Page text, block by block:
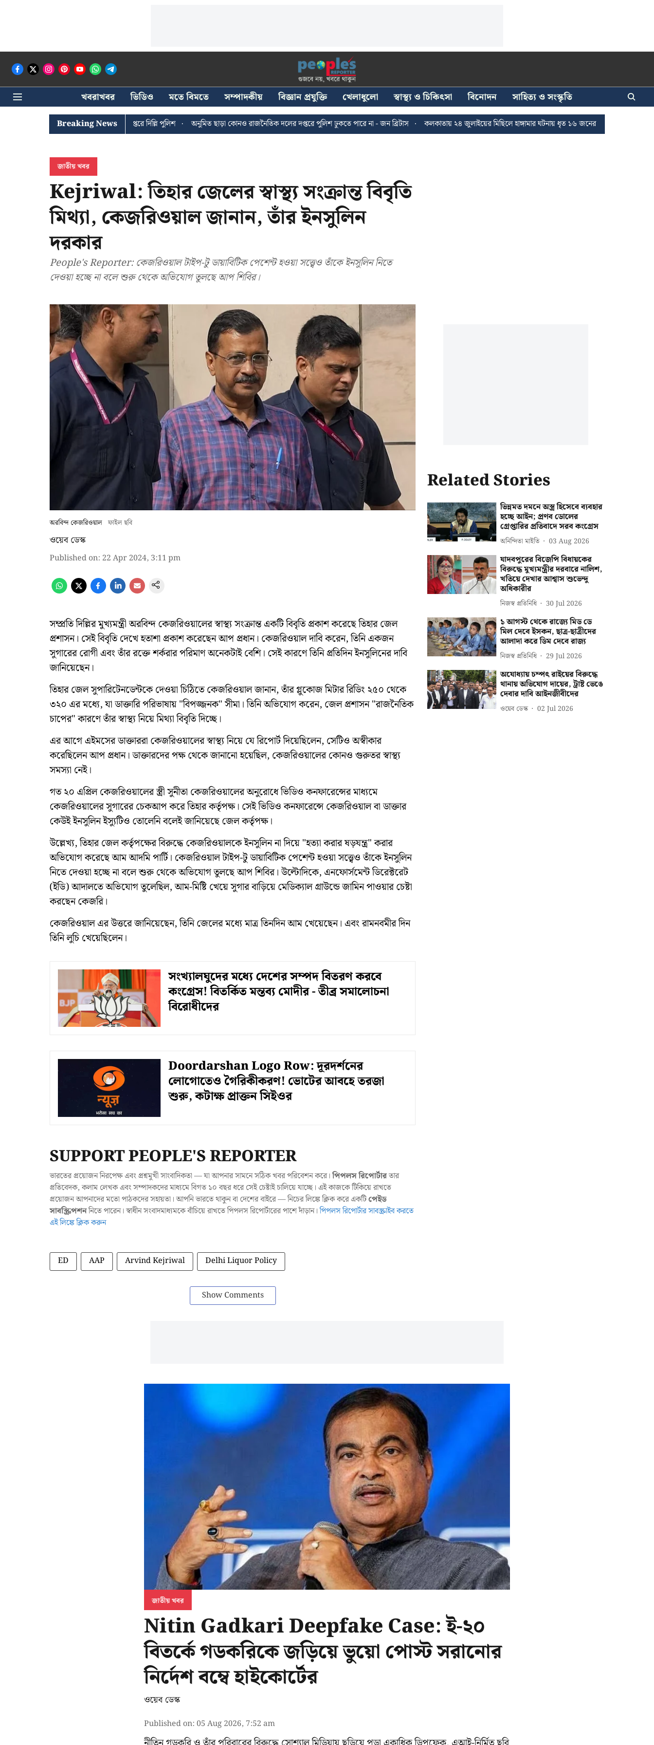
খবরাখবর ভিডিও মতে বিমতে সম্পাদকীয় বিজ্ঞান প্রযুক্তি খেলাধুলো স্বাস্থ্য ও চিকিৎসা বিনোদন সাহিত্য ও সংস্কৃতি
Breaking News
খোঁজে সিপিআইএম সদর দপ্তরে দিল্লি পুলিশ অনুমিত ছাড়া কোনও রাজনৈতিক দলের দপ্তরে পুলিশ ঢুকতে পারে না - জন ব্রিটাস কলকাতায় ২৪ জুলাইয়ের মিছিলে হাঙ্গামার ঘটনায় ধৃত ১৬ জনের জামিন দুর্নীতি দমনে রাজ্যে
জাতীয় খবর
Kejriwal: তিহার জেলের স্বাস্থ্য সংক্রান্ত বিবৃতি
মিথ্যা, কেজরিওয়াল জানান, তাঁর ইনসুলিন
দরকার
People's Reporter: কেজরিওয়াল টাইপ-টু ডায়াবিটিক পেশেন্ট হওয়া সত্ত্বেও তাঁকে ইনসুলিন নিতে
দেওয়া হচ্ছে না বলে শুরু থেকে অভিযোগ তুলছে আপ শিবির।
অরবিন্দ কেজরিওয়াল ফাইল ছবি
ওয়েব ডেস্ক
Published on: 22 Apr 2024, 3:11 pm
সম্প্রতি দিল্লির মুখ্যমন্ত্রী অরবিন্দ কেজরিওয়ালের স্বাস্থ্য সংক্রান্ত একটি বিবৃতি প্রকাশ করেছে তিহার জেল
প্রশাসন। সেই বিবৃতি দেখে হতাশা প্রকাশ করেছেন আপ প্রধান। কেজরিওয়াল দাবি করেন, তিনি একজন
সুগারের রোগী এবং তাঁর রক্তে শর্করার পরিমাণ অনেকটাই বেশি। সেই কারণে তিনি প্রতিদিন ইনসুলিনের দাবি
জানিয়েছেন।
তিহার জেল সুপারিটেনডেন্টকে দেওয়া চিঠিতে কেজরিওয়াল জানান, তাঁর গ্লুকোজ মিটার রিডিং ২৫০ থেকে
৩২০ এর মধ্যে, যা ডাক্তারি পরিভাষায় "বিপজ্জনক" সীমা। তিনি অভিযোগ করেন, জেল প্রশাসন "রাজনৈতিক
চাপের" কারণে তাঁর স্বাস্থ্য নিয়ে মিথ্যা বিবৃতি দিচ্ছে।
এর আগে এইমসের ডাক্তাররা কেজরিওয়ালের স্বাস্থ্য নিয়ে যে রিপোর্ট দিয়েছিলেন, সেটিও অস্বীকার
করেছিলেন আপ প্রধান। ডাক্তারদের পক্ষ থেকে জানানো হয়েছিল, কেজরিওয়ালের কোনও গুরুতর স্বাস্থ্য
সমস্যা নেই।
গত ২০ এপ্রিল কেজরিওয়ালের স্ত্রী সুনীতা কেজরিওয়ালের অনুরোধে ভিডিও কনফারেন্সের মাধ্যমে
কেজরিওয়ালের সুগারের চেকআপ করে তিহার কর্তৃপক্ষ। সেই ভিডিও কনফারেন্সে কেজরিওয়াল বা ডাক্তার
কেউই ইনসুলিন ইস্যুটিও তোলেনি বলেই জানিয়েছে জেল কর্তৃপক্ষ।
উল্লেখ্য, তিহার জেল কর্তৃপক্ষের বিরুদ্ধে কেজরিওয়ালকে ইনসুলিন না দিয়ে "হত্যা করার ষড়যন্ত্র" করার
অভিযোগ করেছে আম আদমি পার্টি। কেজরিওয়াল টাইপ-টু ডায়াবিটিক পেশেন্ট হওয়া সত্ত্বেও তাঁকে ইনসুলিন
নিতে দেওয়া হচ্ছে না বলে শুরু থেকে অভিযোগ তুলছে আপ শিবির। উল্টোদিকে, এনফোর্সমেন্ট ডিরেক্টরেট
(ইডি) আদালতে অভিযোগ তুলেছিল, আম-মিষ্টি খেয়ে সুগার বাড়িয়ে মেডিক্যাল গ্রাউন্ডে জামিন পাওয়ার চেষ্টা
করছেন কেজরি।
কেজরিওয়াল এর উত্তরে জানিয়েছেন, তিনি জেলের মধ্যে মাত্র তিনদিন আম খেয়েছেন। এবং রামনবমীর দিন
তিনি লুচি খেয়েছিলেন।
সংখ্যালঘুদের মধ্যে দেশের সম্পদ বিতরণ করবে
কংগ্রেস! বিতর্কিত মন্তব্য মোদীর - তীব্র সমালোচনা
বিরোধীদের
Doordarshan Logo Row: দূরদর্শনের
লোগোতেও গৈরিকীকরণ! ভোটের আবহে তরজা
শুরু, কটাক্ষ প্রাক্তন সিইওর
SUPPORT PEOPLE'S REPORTER
ভারতের প্রয়োজন নিরপেক্ষ এবং প্রশ্নমুখী সাংবাদিকতা — যা আপনার সামনে সঠিক খবর পরিবেশন করে।পিপলস রিপোর্টারতার
প্রতিবেদক, কলাম লেখক এবং সম্পাদকদের মাধ্যমে বিগত ১০ বছর ধরে সেই চেষ্টাই চালিয়ে যাচ্ছে। এই কাজকে টিকিয়ে রাখতে
প্রয়োজন আপনাদের মতো পাঠকদের সহায়তা। আপনি ভারতে থাকুন বা দেশের বাইরে — নিচের লিঙ্কে ক্লিক করে একটিপেইড
সাবস্ক্রিপশননিতে পারেন। স্বাধীন সংবাদমাধ্যমকে বাঁচিয়ে রাখতে পিপলস রিপোর্টারের পাশে দাঁড়ান।পিপলস রিপোর্টার সাবস্ক্রাইব করতে
এই লিঙ্কে ক্লিক করুন
ED AAP Arvind Kejriwal Delhi Liquor Policy
Show Comments
Related Stories
ভিন্নমত দমনে অস্ত্র হিসেবে ব্যবহার
হচ্ছে আইন; প্রণব ডোলের
গ্রেপ্তারির প্রতিবাদে সরব কংগ্রেস
অনিন্দিতা মাইতি 03 Aug 2026
যাদবপুরের বিজেপি বিধায়কের
বিরুদ্ধে মুখ্যমন্ত্রীর দরবারে নালিশ,
খতিয়ে দেখার আশ্বাস শুভেন্দু
অধিকারীর
নিজস্ব প্রতিনিধি 30 Jul 2026
১ আগস্ট থেকে রাজ্যে মিড ডে
মিল দেবে ইসকন, ছাত্র-ছাত্রীদের
আলাদা করে ডিম দেবে রাজ্য
নিজস্ব প্রতিনিধি 29 Jul 2026
অযোধ্যায় চম্পৎ রাইয়ের বিরুদ্ধে
থানায় অভিযোগ দায়ের, ট্রাষ্ট ভেঙে
দেবার দাবি আইনজীবীদের
ওয়েব ডেস্ক 02 Jul 2026
জাতীয় খবর
Nitin Gadkari Deepfake Case: ই-২০
বিতর্কে গডকরিকে জড়িয়ে ভুয়ো পোস্ট সরানোর
নির্দেশ বম্বে হাইকোর্টের
ওয়েব ডেস্ক
Published on: 05 Aug 2026, 7:52 am